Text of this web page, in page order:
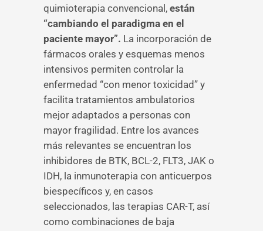
quimioterapia convencional, están
“cambiando el paradigma en el
paciente mayor”. La incorporación de
fármacos orales y esquemas menos
intensivos permiten controlar la
enfermedad “con menor toxicidad” y
facilita tratamientos ambulatorios
mejor adaptados a personas con
mayor fragilidad. Entre los avances
más relevantes se encuentran los
inhibidores de BTK, BCL-2, FLT3, JAK o
IDH, la inmunoterapia con anticuerpos
biespecíficos y, en casos
seleccionados, las terapias CAR-T, así
como combinaciones de baja